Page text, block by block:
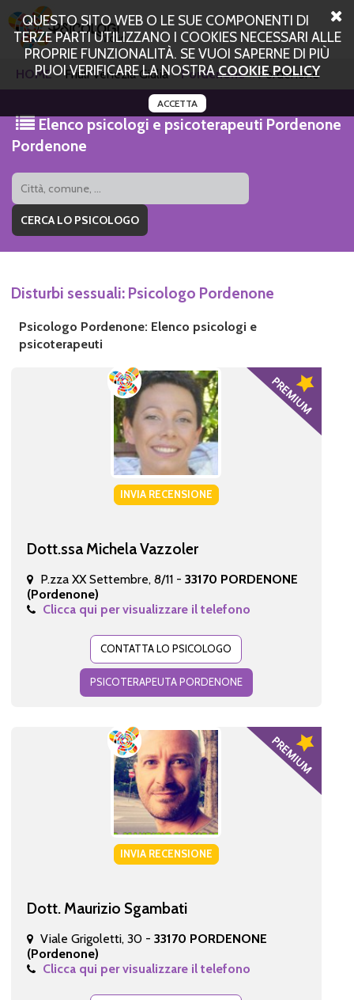
QUESTO SITO WEB O LE SUE COMPONENTI DI
TERZE PARTI UTILIZZANO I COOKIES NECESSARI ALLE
PROPRIE FUNZIONALITÀ. SE VUOI SAPERNE DI PIÙ
PUOI VERIFICARE LA NOSTRACOOKIE POLICY
ACCETTA
HOME Friuli Venezia Giulia Pordenone Pordenone
Elenco psicologi e psicoterapeuti Pordenone
Pordenone
Disturbi sessuali: Psicologo Pordenone
Psicologo Pordenone: Elenco psicologi e
psicoterapeuti
INVIA RECENSIONE
Dott.ssa Michela Vazzoler
P.zza XX Settembre, 8/11 - 33170 PORDENONE
(Pordenone)
Clicca qui per visualizzare il telefono
CONTATTA LO PSICOLOGO
PSICOTERAPEUTA PORDENONE
INVIA RECENSIONE
Dott. Maurizio Sgambati
Viale Grigoletti, 30 - 33170 PORDENONE
(Pordenone)
Clicca qui per visualizzare il telefono